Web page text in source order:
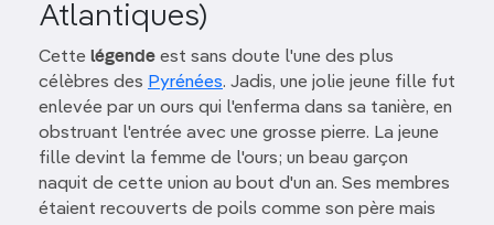
Atlantiques)
Cette légende est sans doute l'une des plus
célèbres des Pyrénées. Jadis, une jolie jeune fille fut
enlevée par un ours qui l'enferma dans sa tanière, en
obstruant l'entrée avec une grosse pierre. La jeune
fille devint la femme de l'ours; un beau garçon
naquit de cette union au bout d'un an. Ses membres
étaient recouverts de poils comme son père mais